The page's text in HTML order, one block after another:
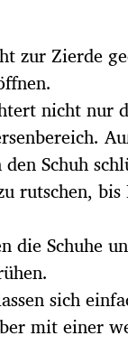
zur Zierde
nicht nur
Schuh
rutschen,
die Schuhe
sich
mit einer